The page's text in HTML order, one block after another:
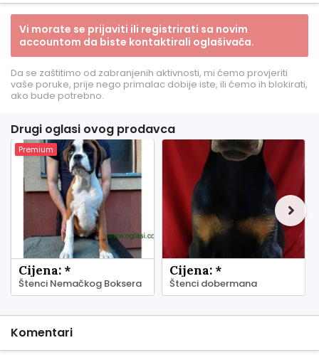
Vi morate se prijaviti ili registrirati sa novim
accountom da biste kontaktirali oglašivača.
Da se zaštitimo od zabranjenih aktivnosti, mi ćemo provjeriti
vaše poruke, prije nego primalac dobije iste, ili ćemo ih blokirati,
ako bude potrebno.
Drugi oglasi ovog prodavca
Premium
Cijena: *
Štenci Nemačkog Boksera
Cijena: *
Štenci dobermana
Komentari